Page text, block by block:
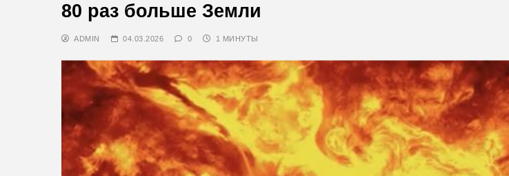
80 раз больше Земли
ADMIN 04.03.2026 0 1 МИНУТЫ